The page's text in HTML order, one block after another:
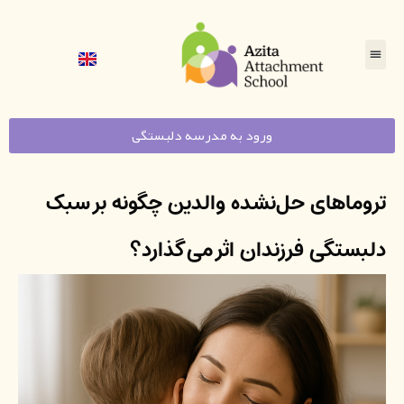
ورود به مدرسه دلبستگی
تروماهای حل‌نشده والدین چگونه بر سبک
دلبستگی فرزندان اثر می‌گذارد؟